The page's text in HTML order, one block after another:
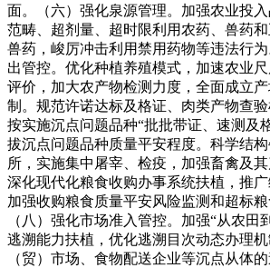
面。（六）强化泉源管理。加强农业投
范畴、超剂量、超时限利用农药、兽药
兽药，峻厉冲击利用禁用药物等违法行
出管控。优化种植养殖模式，加速农业
评价，加大农产物检测力度，全面成立
制。规范许诺达标及格证、肉类产物查验
按实施沉点问题品种“批批带证、速测及
拔沉点问题品种质量平安程度。科学结
所，实施集中屠宰、检疫，加强畜禽及其
深化现代化粮食收购办事系统扶植，推广
加强收购粮食质量平安风险监测和超标粮
（八）强化市场准入管控。加强“从农田
逃溯能力扶植，优化逃溯目次动态办理
（贸）市场、食物配送企业等沉点从体